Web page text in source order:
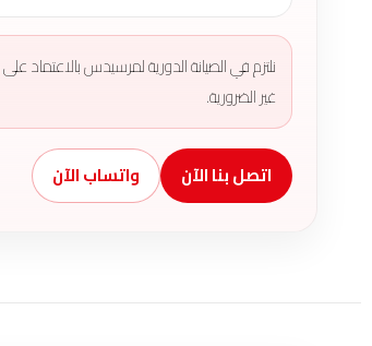
نلتزم في الصيانة الدورية لمرسيدس بالاعتماد على
غير الضرورية.
اتصل بنا الآن واتساب الآن